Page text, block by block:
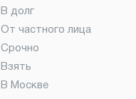
В долг
От частного лица
Срочно
Взять
В Москве